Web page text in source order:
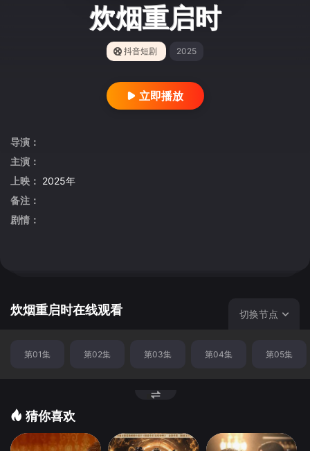
炊烟重启时
抖音短剧 2025
立即播放
导演：
主演：
上映： 2025年
备注：
剧情：
炊烟重启时在线观看 切换节点
第01集 第02集 第03集 第04集 第05集
猜你喜欢